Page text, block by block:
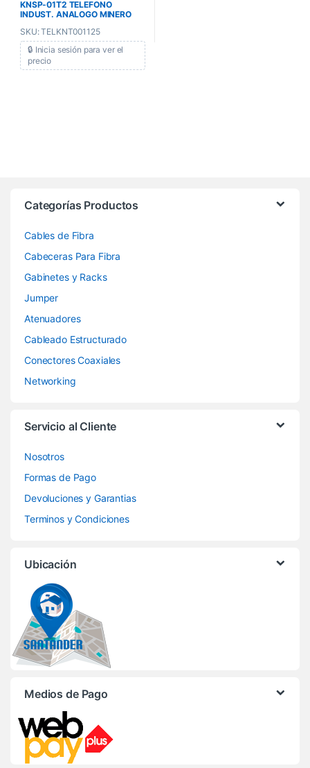
KNSP-01T2 TELEFONO
INDUST. ANALOGO MINERO
CORDON METALICO)
SKU: TELKNT001125
🔒 Inicia sesión para ver el
precio
Categorías Productos
Cables de Fibra
Cabeceras Para Fibra
Gabinetes y Racks
Jumper
Atenuadores
Cableado Estructurado
Conectores Coaxiales
Networking
Servicio al Cliente
Nosotros
Formas de Pago
Devoluciones y Garantias
Terminos y Condiciones
Ubicación
Medios de Pago